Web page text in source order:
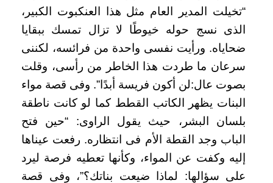
“تخيلت المدير العام مثل هذا العنكبوت الكبير،
الذى نسج حوله خيوطًا لا تزال تمسك ببقايا
ضحاياه. ورأيت نفسى واحدة من فرائسه، لكننى
سرعان ما طردت هذا الخاطر من رأسى، وقلت
بصوت عال:لن أكون فريسة أبدًا”. وفى قصة مواء
البنات يظهر الكاتب القطط كما لو كانت ناطقة
بلسان البشر، حيث يقول الراوى: “حين فتح
الباب وجد القطة الأم فى انتظاره. رفعت عيناها
إليه وكفت عن المواء، وكأنها تعطيه فرصة ليرد
على سؤالها: لماذا ضيعت بناتك؟”، وفى قصة